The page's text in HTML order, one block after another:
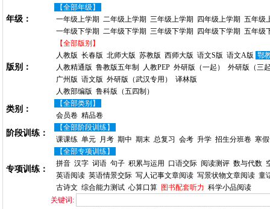
年级：
【全部年级】
一年级上学期 二年级上学期 三年级上学期 四年级上学期 五年级
一年级下学期 二年级下学期 三年级下学期 四年级下学期 五年级
版别：
【全部版别】
人教版 长春版 北师大版 苏教版 西师大版 语文S版 语文A版 鄂
人教精通版 鲁教版五年制 人教PEP 外研版（一起）
外研版（三
广州版 语文版 外研版（武汉专用）
译林版
人教部编版 鲁科版（五四制）
类别：
【全部类别】
会员卷 精品卷
阶段训练：
【全部阶段训练】
课课练 单元 月考 期中 期末 总复习 会考 升学 招生分班卷 寒
专项训练：
【全部专项训练】
拼音 汉字 词语 句子 积累与运用 口语交际 阅读测评 数与代数
英语阅读 英语情景交际 写人记事文章阅读 写景状物文章阅读 童
古诗文 综合能力测试 心算口算 图书配套听力 科学小品阅读
关键词: